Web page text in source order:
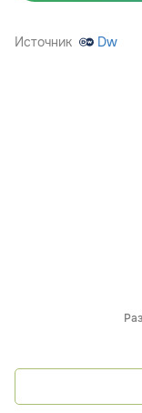
Источник Dw